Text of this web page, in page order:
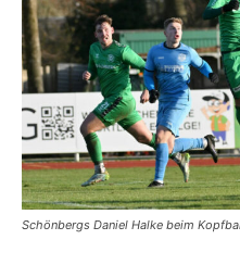
Schönbergs Daniel Halke beim